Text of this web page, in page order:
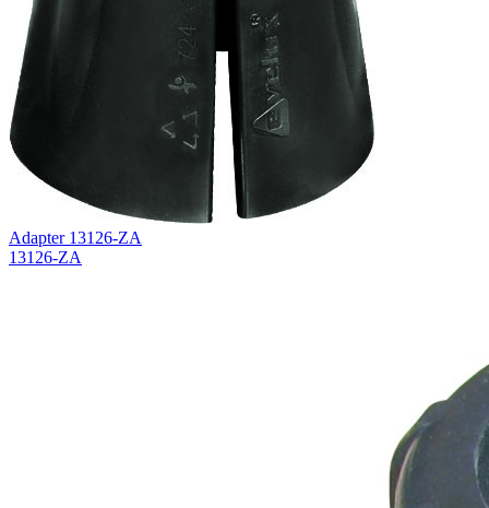
Adapter 13126-ZA
13126-ZA